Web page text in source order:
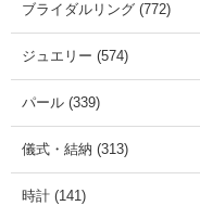
ブライダルリング (772)
ジュエリー (574)
パール (339)
儀式・結納 (313)
時計 (141)